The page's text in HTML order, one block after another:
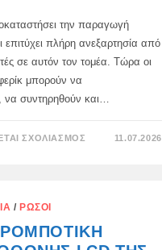
την παραγωγή
επιτύχει πλήρη ανεξαρτησία από
σε αυτόν τον τομέα. Τώρα οι
μπορούν να
να συντηρηθούν και…
ΣΧΟΛΙΑΣΜΌΣ
ΑΠΌ
11.07.2026
/ ΡΏΣΟΙ